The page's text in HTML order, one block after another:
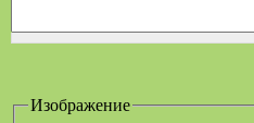
Изображение